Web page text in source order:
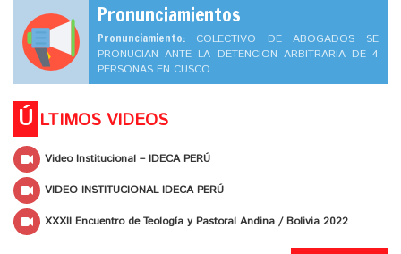
Pronunciamientos
Pronunciamiento: COLECTIVO DE ABOGADOS SE
PRONUCIAN ANTE LA DETENCION ARBITRARIA DE 4
PERSONAS EN CUSCO
Ú LTIMOS VIDEOS
Video Institucional – IDECA PERÚ
VIDEO INSTITUCIONAL IDECA PERÚ
XXXII Encuentro de Teología y Pastoral Andina / Bolivia 2022